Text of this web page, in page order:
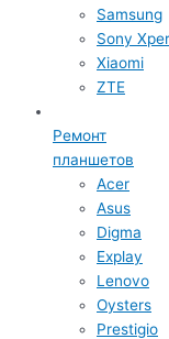
Samsung
Sony
Xiaomi
ZTE
Ремонт
планшетов
Acer
Asus
Digma
Explay
Lenovo
Oysters
Prestigio